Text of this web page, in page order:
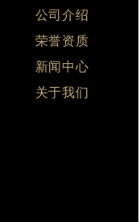
公司介绍
荣誉资质
新闻中心
关于我们